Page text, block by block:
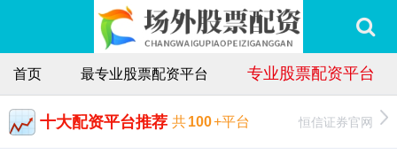
首页 最专业股票配资平台 专业股票配资平台
十大配资平台推荐 共100+平台 恒信证券官网